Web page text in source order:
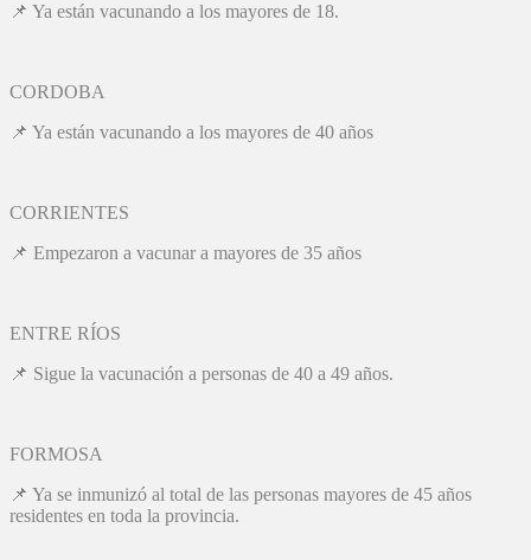
📌 Ya están vacunando a los mayores de 18.
CORDOBA
📌 Ya están vacunando a los mayores de 40 años
CORRIENTES
📌 Empezaron a vacunar a mayores de 35 años
ENTRE RÍOS
📌 Sigue la vacunación a personas de 40 a 49 años.
FORMOSA
📌 Ya se inmunizó al total de las personas mayores de 45 años
residentes en toda la provincia.